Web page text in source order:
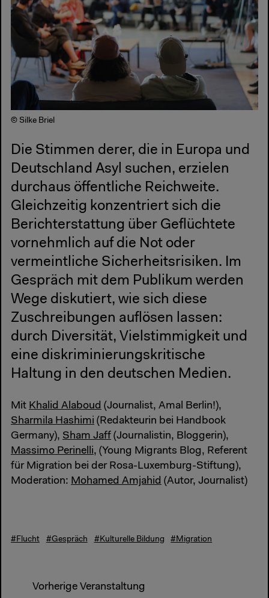
© Silke Briel
Die Stimmen derer, die in Europa und
Deutschland Asyl suchen, erzielen
durchaus öffentliche Reichweite.
Gleichzeitig konzentriert sich die
Berichterstattung über Geflüchtete
vornehmlich auf die Not oder
vermeintliche Sicherheitsrisiken. Im
Gespräch mit dem Publikum werden
Wege diskutiert, wie sich diese
Zuschreibungen auflösen lassen:
durch Diversität, Vielstimmigkeit und
eine diskriminierungskritische
Haltung in den deutschen Medien.
Mit Khalid Alaboud (Journalist, Amal Berlin!),
Sharmila Hashimi (Redakteurin bei Handbook
Germany), Sham Jaff (Journalistin, Bloggerin),
Massimo Perinelli, (Young Migrants Blog, Referent
für Migration bei der Rosa-Luxemburg-Stiftung),
Moderation: Mohamed Amjahid (Autor, Journalist)
#Flucht #Gespräch #Kulturelle Bildung #Migration
Vorherige Veranstaltung